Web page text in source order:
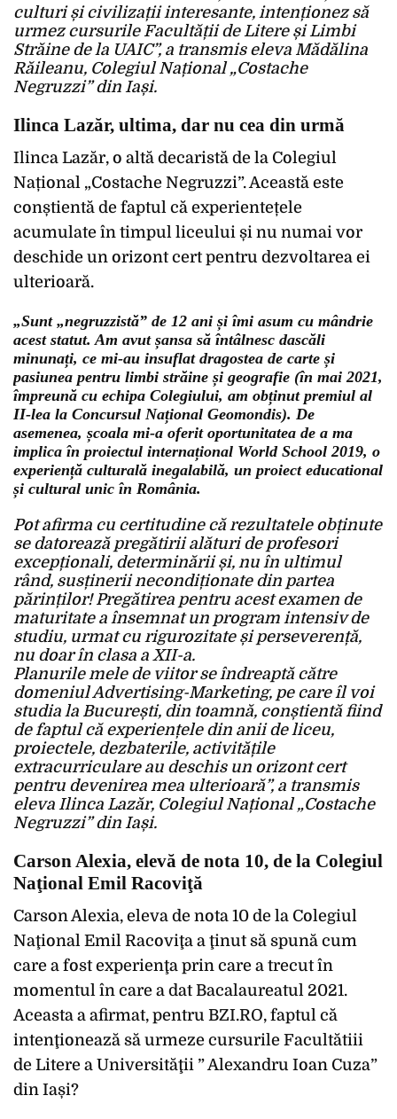
culturi și civilizații interesante, intenționez să
urmez cursurile Facultății de Litere și Limbi
Străine de la UAIC”, a transmis eleva Mădălina
Răileanu, Colegiul Național „Costache
Negruzzi” din Iași.
Ilinca Lazăr, ultima, dar nu cea din urmă
Ilinca Lazăr, o altă decaristă de la Colegiul
Național „Costache Negruzzi”. Această este
conștientă de faptul că experientețele
acumulate în timpul liceului și nu numai vor
deschide un orizont cert pentru dezvoltarea ei
ulterioară.
„Sunt „negruzzistă” de 12 ani și îmi asum cu mândrie
acest statut. Am avut șansa să întâlnesc dascăli
minunați, ce mi-au insuflat dragostea de carte și
pasiunea pentru limbi străine și geografie (în mai 2021,
împreună cu echipa Colegiului, am obținut premiul al
II-lea la Concursul Național Geomondis). De
asemenea, școala mi-a oferit oportunitatea de a ma
implica în proiectul internațional World School 2019, o
experiență culturală inegalabilă, un proiect educational
și cultural unic în România.
Pot afirma cu certitudine că rezultatele obținute
se datorează pregătirii alături de profesori
excepționali, determinării și, nu în ultimul
rând, susținerii necondiționate din partea
părinților! Pregătirea pentru acest examen de
maturitate a însemnat un program intensiv de
studiu, urmat cu rigurozitate și perseverență,
nu doar în clasa a XII-a.
Planurile mele de viitor se îndreaptă către
domeniul Advertising-Marketing, pe care îl voi
studia la București, din toamnă, conștientă fiind
de faptul că experiențele din anii de liceu,
proiectele, dezbaterile, activitățile
extracurriculare au deschis un orizont cert
pentru devenirea mea ulterioară”, a transmis
eleva Ilinca Lazăr, Colegiul Național „Costache
Negruzzi” din Iași.
Carson Alexia, elevă de nota 10, de la Colegiul
Naţional Emil Racoviţă
Carson Alexia, eleva de nota 10 de la Colegiul
Naţional Emil Racoviţa a ţinut să spună cum
care a fost experienţa prin care a trecut în
momentul în care a dat Bacalaureatul 2021.
Aceasta a afirmat, pentru BZI.RO, faptul că
intenţionează să urmeze cursurile Facultătiii
de Litere a Universităţii ” Alexandru Ioan Cuza”
din Iași?